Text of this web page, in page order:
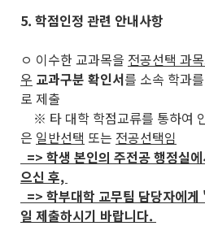
5. 학점인정 관련 안내사항
ㅇ 이수한 교과목을 전공선택 과
우 교과구분 확인서를 소속 학과
로 제출
※ 타 대학 학점교류를 통하여
은 일반선택 또는 전공선택임
=> 학생 본인의 주전공 행정실
으신 후,
=> 학부대학 교무팀 담당자에
일 제출하시기 바랍니다.